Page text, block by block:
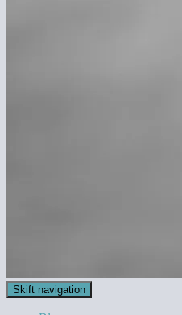
Skift navigation